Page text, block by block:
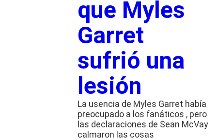
que Myles
Garret
sufrió una
lesión
La usencia de Myles Garret había
preocupado a los fanáticos , pero
las declaraciones de Sean McVay
calmaron las cosas